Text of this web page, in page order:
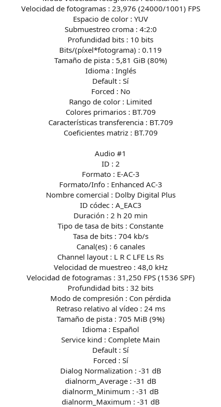
Velocidad de fotogramas : 23,976 (24000/1001) FPS
Espacio de color : YUV
Submuestreo croma : 4:2:0
Profundidad bits : 10 bits
Bits/(píxel*fotograma) : 0.119
Tamaño de pista : 5,81 GiB (80%)
Idioma : Inglés
Default : Sí
Forced : No
Rango de color : Limited
Colores primarios : BT.709
Características transferencia : BT.709
Coeficientes matriz : BT.709
Audio #1
ID : 2
Formato : E-AC-3
Formato/Info : Enhanced AC-3
Nombre comercial : Dolby Digital Plus
ID códec : A_EAC3
Duración : 2 h 20 min
Tipo de tasa de bits : Constante
Tasa de bits : 704 kb/s
Canal(es) : 6 canales
Channel layout : L R C LFE Ls Rs
Velocidad de muestreo : 48,0 kHz
Velocidad de fotogramas : 31,250 FPS (1536 SPF)
Profundidad bits : 32 bits
Modo de compresión : Con pérdida
Retraso relativo al vídeo : 24 ms
Tamaño de pista : 705 MiB (9%)
Idioma : Español
Service kind : Complete Main
Default : Sí
Forced : Sí
Dialog Normalization : -31 dB
dialnorm_Average : -31 dB
dialnorm_Minimum : -31 dB
dialnorm_Maximum : -31 dB